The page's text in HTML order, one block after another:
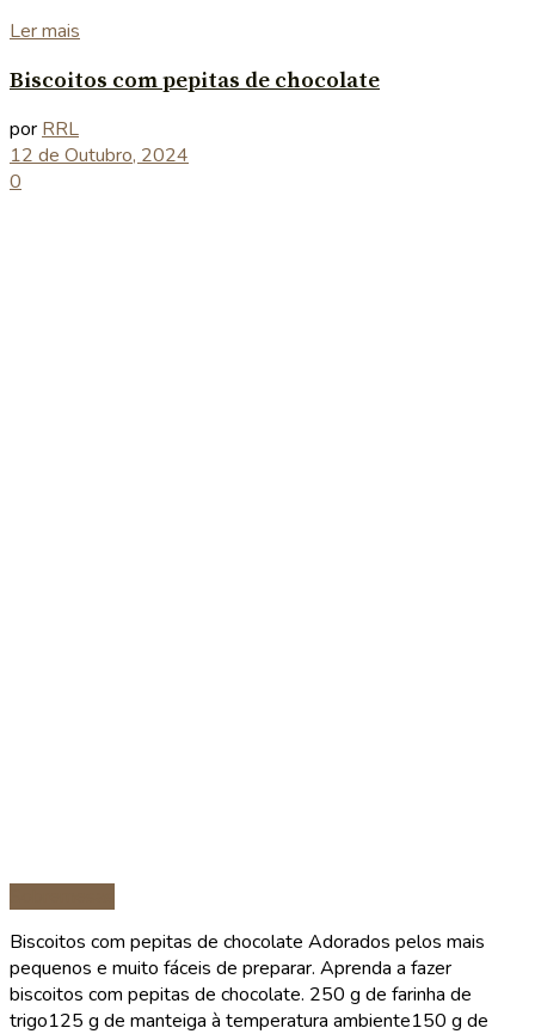
Ler mais
Biscoitos com pepitas de chocolate
por RRL
12 de Outubro, 2024
0
Biscoitos com pepitas de chocolate Adorados pelos mais
pequenos e muito fáceis de preparar. Aprenda a fazer
biscoitos com pepitas de chocolate. 250 g de farinha de
trigo125 g de manteiga à temperatura ambiente150 g de